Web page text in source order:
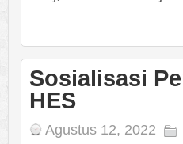
Sosialisasi
HES
Agustus 12, 2022